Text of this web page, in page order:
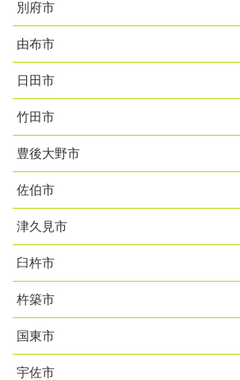
別府市
由布市
日田市
竹田市
豊後大野市
佐伯市
津久見市
臼杵市
杵築市
国東市
宇佐市